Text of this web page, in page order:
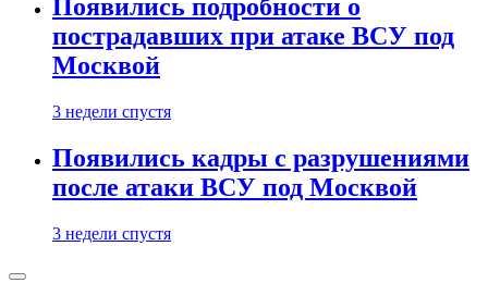
Появились подробности о
пострадавших при атаке ВСУ под
Москвой
3 недели спустя
Появились кадры с разрушениями
после атаки ВСУ под Москвой
3 недели спустя